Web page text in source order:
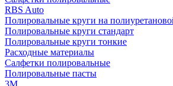
RBS Auto
Полировальные круги на
Полировальные круги стандарт
Полировальные круги тонкие
Расходные материалы
Салфетки полировальные
Полировальные пасты
3М